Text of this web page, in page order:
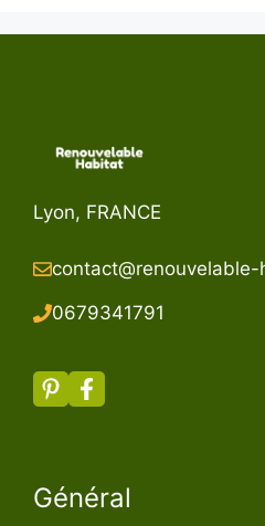
Lyon, FRANCE
0679341791
Général